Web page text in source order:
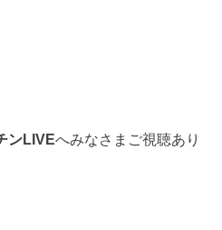
ンLIVEへみなさまご視聴あり